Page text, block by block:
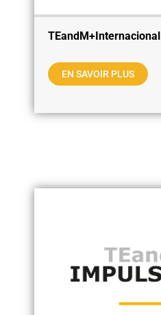
TEandM+Internacional
EN SAVOIR PLUS